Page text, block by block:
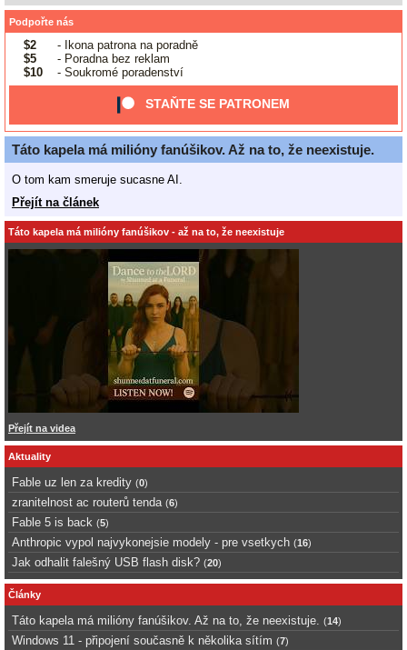
Podpořte nás
$2
- Ikona patrona na poradně
$5
- Poradna bez reklam
$10
- Soukromé poradenství
STAŇTE SE PATRONEM
Táto kapela má milióny fanúšikov. Až na to, že neexistuje.
O tom kam smeruje sucasne AI.
Přejít na článek
Táto kapela má milióny fanúšikov - až na to, že neexistuje
Přejít na videa
Aktuality
Fable uz len za kredity (0)
zranitelnost ac routerů tenda (6)
Fable 5 is back (5)
Anthropic vypol najvykonejsie modely - pre vsetkych (16)
Jak odhalit falešný USB flash disk? (20)
Články
Táto kapela má milióny fanúšikov. Až na to, že neexistuje. (14)
Windows 11 - připojení současně k několika sítím (7)